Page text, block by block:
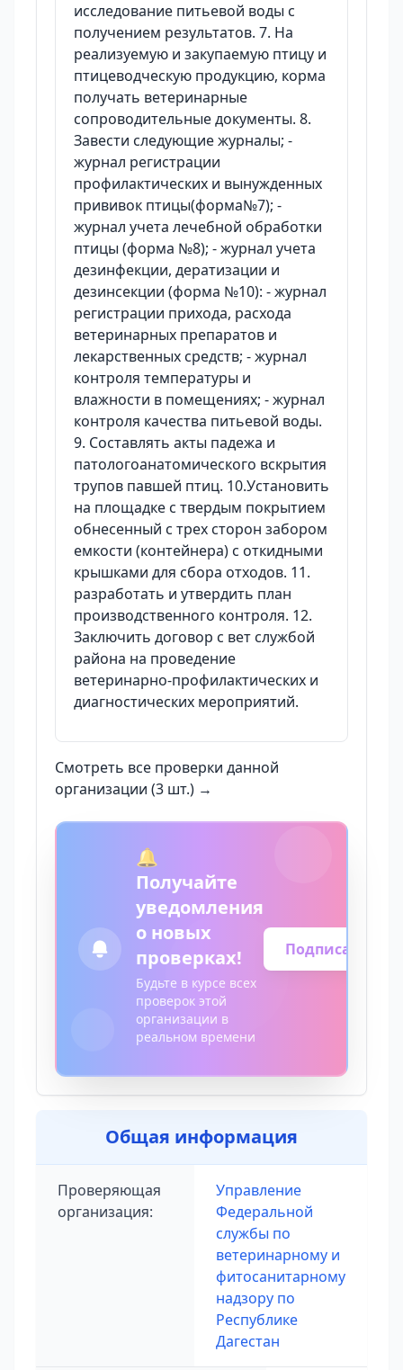
исследование питьевой воды с
получением результатов. 7. На
реализуемую и закупаемую птицу и
птицеводческую продукцию, корма
получать ветеринарные
сопроводительные документы. 8.
Завести следующие журналы; -
журнал регистрации
профилактических и вынужденных
прививок птицы(форма№7); -
журнал учета лечебной обработки
птицы (форма №8); - журнал учета
дезинфекции, дератизации и
дезинсекции (форма №10): - журнал
регистрации прихода, расхода
ветеринарных препаратов и
лекарственных средств; - журнал
контроля температуры и
влажности в помещениях; - журнал
контроля качества питьевой воды.
9. Составлять акты падежа и
патологоанатомического вскрытия
трупов павшей птиц. 10.Установить
на площадке с твердым покрытием
обнесенный с трех сторон забором
емкости (контейнера) с откидными
крышками для сбора отходов. 11.
разработать и утвердить план
производственного контроля. 12.
Заключить договор с вет службой
района на проведение
ветеринарно-профилактических и
диагностических мероприятий.
Смотреть все проверки данной
организации (3 шт.) →
🔔
Получайте
уведомления
о новых
проверках!
Будьте в курсе всех
проверок этой
организации в
реальном времени
Подписаться
Общая информация
Проверяющая
организация:
Управление
Федеральной
службы по
ветеринарному и
фитосанитарному
надзору по
Республике
Дагестан